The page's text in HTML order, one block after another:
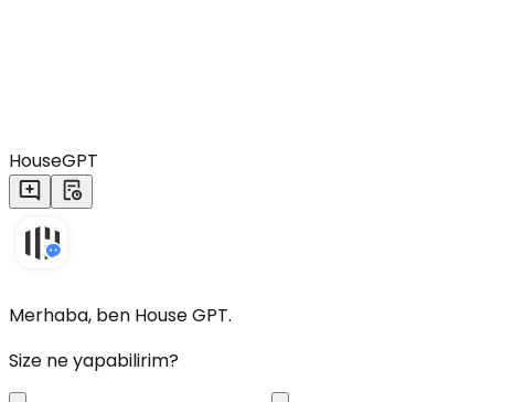
HouseGPT
Merhaba, ben House GPT.
Size ne yapabilirim?